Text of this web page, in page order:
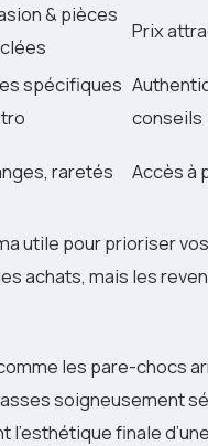
& pièces
Prix
spécifiques
conseils
raretés Accès à
utile pour prioriser
achats, mais les
les pare-chocs
soigneusement
finale